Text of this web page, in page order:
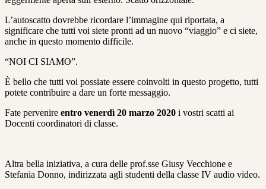
L’autoscatto dovrebbe ricordare l’immagine qui riportata, a
significare che tutti voi siete pronti ad un nuovo “viaggio” e ci siete,
anche in questo momento difficile.
“NOI CI SIAMO”.
È bello che tutti voi possiate essere coinvolti in questo progetto, tutti
potete contribuire a dare un forte messaggio.
Fate pervenire entro venerdì 20 marzo 2020 i vostri scatti ai
Docenti coordinatori di classe.
Altra bella iniziativa, a cura delle prof.sse Giusy Vecchione e
Stefania Donno, indirizzata agli studenti della classe IV audio video.